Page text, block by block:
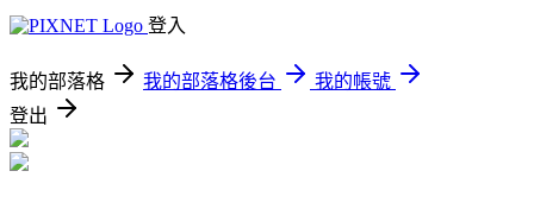
登入
我的部落格 我的部落格後台
我的帳號
登出